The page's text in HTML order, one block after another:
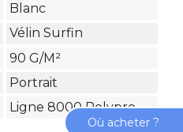
Blanc
Vélin Surfin
90 G/m²
Portrait
Ligne 8000 Polypro
Où acheter ?